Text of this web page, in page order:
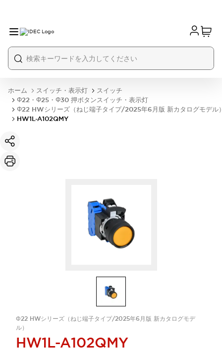
ホーム スイッチ・表示灯
スイッチ
Φ22・Φ25・Φ30 押ボタンスイッチ・表示灯
Φ22 HWシリーズ（ねじ端子タイプ/2025年6月版 新カタログモデル
HW1L-A102QMY
Φ22 HWシリーズ（ねじ端子タイプ/2025年6月版 新カタログモデ
ル）
HW1L-A102QMY